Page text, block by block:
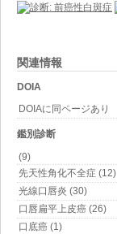
関連情報
DOIA
DOIAに同ページあり
鑑別診断
(9)
先天性角化不全症 (12)
光線口唇炎 (30)
口唇扁平上皮癌 (26)
口底癌 (1)